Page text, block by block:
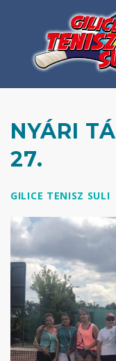
NYÁRI
27.
GILICE TENISZ SULI